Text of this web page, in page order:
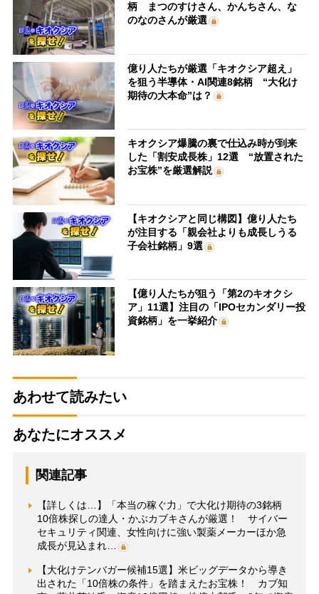
柄 まつのすけさん、かんちさん、な
のなのさんが厳選
億り人たちが厳選「キオクシア超え」
を狙う半導体・AI関連8銘柄 “大化け
期待の大本命”は？
キオクシア爆騰の裏で仕込み時が到来
した「割安成長株」12選 “放置された
お宝株”を厳選解説
【キオクシアと同じ構図】億り人たち
が注目する「親会社よりも成長しうる
子会社銘柄」9選
【億り人たちが狙う「第2のキオクシ
ア」11選】注目の「IPOセカンダリー投
資銘柄」を一挙紹介
あわせて読みたい
あなたにオススメ
関連記事
【詳しくは…】「本当の稼ぐ力」で大化け期待の3銘柄
10倍株探しの達人・かぶカブキさんが厳選！ サイバー
セキュリティ関連、女性向けに強い製薬メーカーほか急
成長が見込まれ…
【大化けテンバガー候補15選】米ビッグデータから導き
出された「10倍株の条件」を踏まえたお宝株！ カブ知